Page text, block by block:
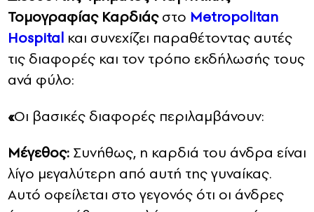
Τομογραφίας Καρδιάςστο Metropolitan
Hospital και συνεχίζει παραθέτοντας αυτές
τις διαφορές και τον τρόπο εκδήλωσής τους
ανά φύλο:
«Οι βασικές διαφορές περιλαμβάνουν:
Μέγεθος: Συνήθως, η καρδιά του άνδρα είναι
λίγο μεγαλύτερη από αυτή της γυναίκας.
Αυτό οφείλεται στο γεγονός ότι οι άνδρες